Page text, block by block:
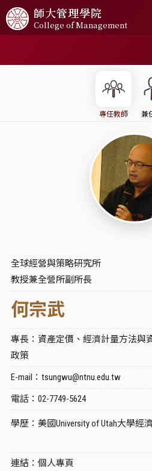
師大管理學院
College of Management
專任教師 兼
全球經營與策略研究所
教授兼全營所副所長
何宗武
專長：資產定價、經濟計量方法與
政策
E-mail：tsungwu@ntnu.edu.tw
電話：02-7749-5624
學歷：美國University of Utah大學經
連結：個人專頁